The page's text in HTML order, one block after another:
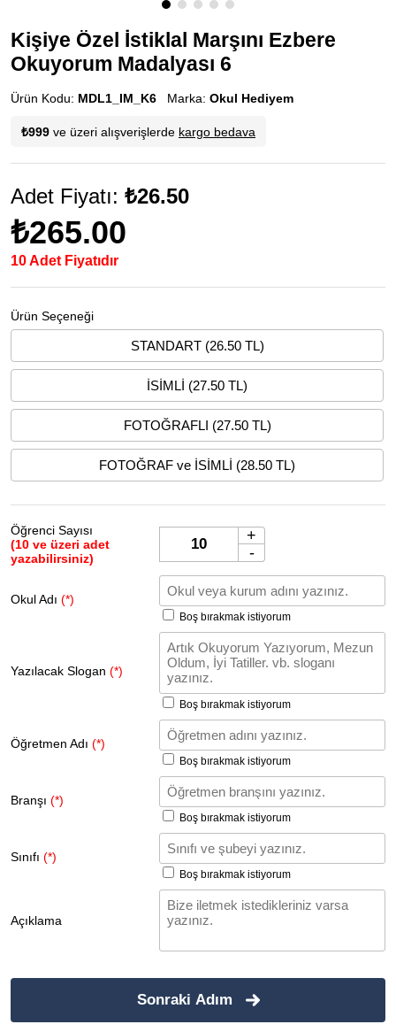
Kişiye Özel İstiklal Marşını Ezbere
Okuyorum Madalyası 6
Ürün Kodu: MDL1_IM_K6 Marka: Okul Hediyem
₺999 ve üzeri alışverişlerde kargo bedava
Adet Fiyatı: ₺26.50
₺265.00
10 Adet Fiyatıdır
Ürün Seçeneği
STANDART (26.50 TL)
İSİMLİ (27.50 TL)
FOTOĞRAFLI (27.50 TL)
FOTOĞRAF ve İSİMLİ (28.50 TL)
Öğrenci Sayısı
(10 ve üzeri adet
yazabilirsiniz)
+
-
Okul Adı (*)
Boş bırakmak istiyorum
Yazılacak Slogan (*)
Boş bırakmak istiyorum
Öğretmen Adı (*)
Boş bırakmak istiyorum
Branşı (*)
Boş bırakmak istiyorum
Sınıfı (*)
Boş bırakmak istiyorum
Açıklama
Sonraki Adım